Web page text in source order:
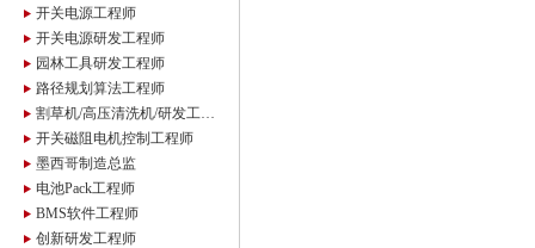
开关电源工程师
开关电源研发工程师
园林工具研发工程师
路径规划算法工程师
割草机/高压清洗机/研发工程师
开关磁阻电机控制工程师
墨西哥制造总监
电池Pack工程师
BMS软件工程师
创新研发工程师